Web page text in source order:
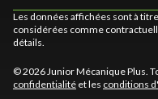
Les données affichées sont à
considérées comme
détails.
© 2026 Junior Mécanique Plus.
confidentialité et les conditions